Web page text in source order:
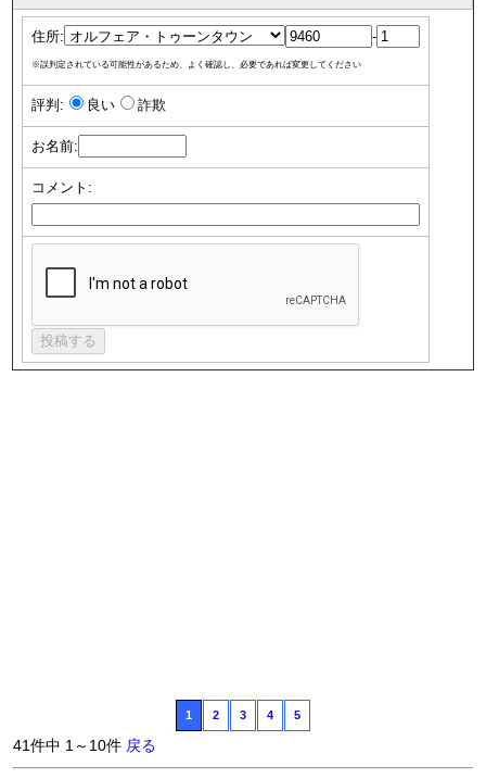
住所: -
※誤判定されている可能性があるため、よく確認し、必要であれば変更してください
評判: 良い 詐欺
お名前:
コメント:
1 2 3 4 5
41件中 1～10件 戻る